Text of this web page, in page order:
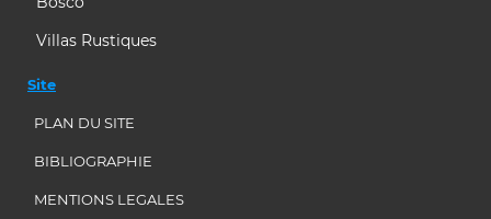
Villas Rustiques
Site
PLAN DU SITE
BIBLIOGRAPHIE
MENTIONS LEGALES